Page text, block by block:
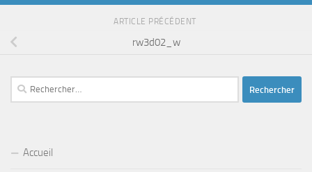
ARTICLE PRÉCÉDENT
rw3d02_w
Rechercher :
Accueil